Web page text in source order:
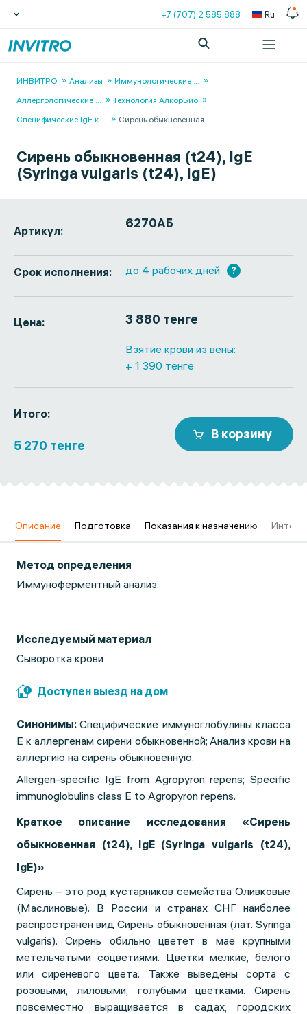
+7 (707) 2 585 888 Ru
ИНВИТРО Анализы Иммунологические ...
Аллергологические ...
Технология АлкорБио
Специфические IgE к ... Сирень обыкновенная ...
Сирень обыкновенная (t24), IgE
(Syringa vulgaris (t24), IgE)
Артикул: 6270АБ
Срок исполнения: до 4 рабочих дней ?
Цена: 3 880 тенге
Взятие крови из вены:
+ 1 390 тенге
Итого:
5 270 тенге
В корзину
Описание Подготовка Показания к назначению
Метод определения
Иммуноферментный анализ.
Исследуемый материал
Сыворотка крови
Доступен выезд на дом
Синонимы:Специфические иммуноглобулины класса
Е к аллергенам сирени обыкновенной; Анализ крови на
аллергию на сирень обыкновенную.
Allergen-specific IgE from Agropyron repens; Specific
immunoglobulins class E to Agropyron repens.
Краткое описание исследования «Сирень
обыкновенная (t24), IgE (Syringa vulgaris (t24),
IgE)»
Сирень – это род кустарников семейства Оливковые
(Маслиновые). В России и странах СНГ наиболее
распространен вид Сирень обыкновенная (лат. Syringa
vulgaris). Сирень обильно цветет в мае крупными
метельчатыми соцветиями. Цветки мелкие, белого
или сиреневого цвета. Также выведены сорта с
розовыми, лиловыми, голубыми цветками. Сирень
повсеместно выращивается в садах, городских